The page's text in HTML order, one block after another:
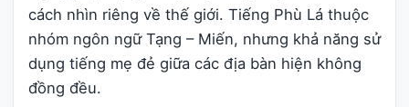
cách nhìn riêng về thế giới. Tiếng Phù Lá thuộc
nhóm ngôn ngữ Tạng – Miến, nhưng khả năng sử
dụng tiếng mẹ đẻ giữa các địa bàn hiện không
đồng đều.